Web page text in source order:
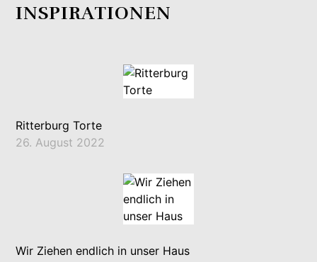
INSPIRATIONEN
Ritterburg Torte
26. August 2022
Wir Ziehen endlich in unser Haus